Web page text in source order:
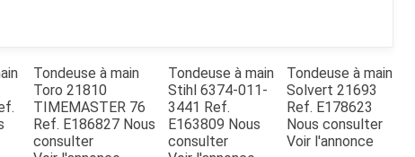
Tondeuse à main
Toro 21810
TIMEMASTER 76
Ref. E186827 Nous
consulter
Tondeuse à main
Stihl 6374-011-
3441 Ref.
E163809 Nous
consulter
Tondeuse à main
Solvert 21693
Ref. E178623
Nous consulter
Voir l'annonce